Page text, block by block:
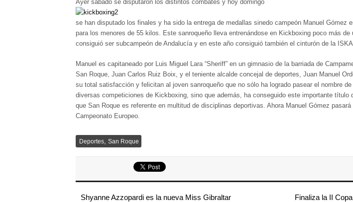
Ayer sábado se disputaron los distintos combates y hoy domingo
se han disputado los finales y ha sido la entrega de medallas sinedo campeón Manuel Gómez
para los menores de 55 kilos. Este sanroqueño lleva entrenándose en Kickboxing poco más de
consiguió ser subcampeón de Andalucía y en este año consiguió también el cinturón de la
Manuel es capitaneado por Luis Miguel Lara “Sheriff” en un gimnasio de la barriada de
San Roque, Juan Carlos Ruiz Boix, y el teniente alcalde concejal de deportes, Juan Manuel
su total satisfacción y felicitan al joven sanroqueño que no sólo ha logrado pasear el nombre
diversas competiciones de Kickboxing, sino que además, ha conseguido este importante título
que San Roque es referente en multitud de disciplinas deportivas. Ahora Manuel Gómez pasará
Campeonato Europeo.
Deportes, San Roque
Shyanne Azzopardi es la nueva Miss Gibraltar Finaliza la II